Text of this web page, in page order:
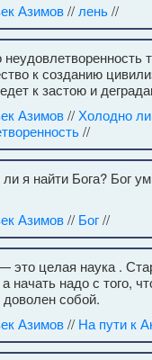
Азимов// лень//
к созданию
к застою и
Азимов// Холодно
//
я найти Бога? Бог
Азимов// Бог//
это целая наука .
а начать надо с того,
собой.
Азимов// На пути к